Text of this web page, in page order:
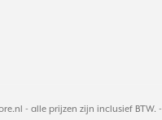
- alle prijzen zijn inclusief BTW. -